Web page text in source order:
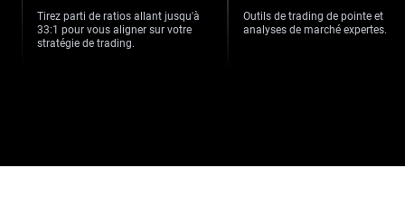
Tirez parti de ratios allant jusqu'à
33:1 pour vous aligner sur votre
stratégie de trading.
Outils de trading de pointe et
analyses de marché expertes.